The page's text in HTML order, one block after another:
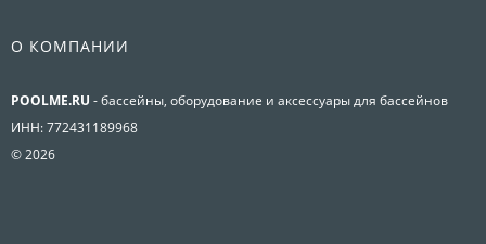
О КОМПАНИИ
POOLME.RU - бассейны, оборудование и аксессуары для бассейнов
ИНН: 772431189968
© 2026